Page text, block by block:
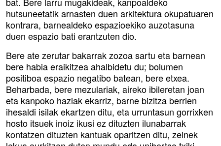
hutsuneetatik arnasten duen arkitektura okupatuaren
kontrara, barnealdeko espazioekiko auzotasuna
duen espazio bati erantzuten dio.
Bere ate zerutar bakarrak zozoa sartu eta barnean
bere habia eraikitzea ahalbidetu du; bolumen
positiboa espazio negatibo batean, bere etxea.
Beharbada, bere mezulariak, aireko ibileretan joan
eta kanpoko haziak ekarriz, barne bizitza berrien
ihesaldi isilak ekartzen ditu, eta urruntasun gorrixken
hosto itsuek inoiz ikusi ez dituzten ilunabarrak
kontatzen dituzten kantuak oparitzen ditu, zeinek